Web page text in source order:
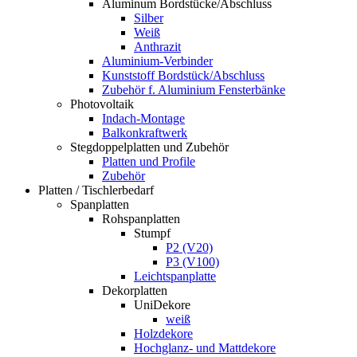
Aluminum Bordstücke/Abschluss
Silber
Weiß
Anthrazit
Aluminium-Verbinder
Kunststoff Bordstück/Abschluss
Zubehör f. Aluminium Fensterbänke
Photovoltaik
Indach-Montage
Balkonkraftwerk
Stegdoppelplatten und Zubehör
Platten und Profile
Zubehör
Platten / Tischlerbedarf
Spanplatten
Rohspanplatten
Stumpf
P2 (V20)
P3 (V100)
Leichtspanplatte
Dekorplatten
UniDekore
weiß
Holzdekore
Hochglanz- und Mattdekore